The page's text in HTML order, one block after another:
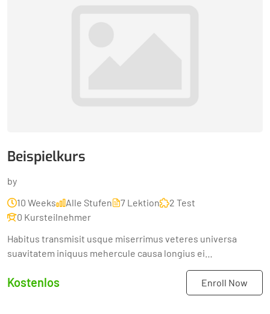
Beispielkurs
by
10 Weeks
Alle Stufen 7 Lektion
2 Test
0 Kursteilnehmer
Habitus transmisit usque miserrimus veteres universa
suavitatem iniquus mehercule causa longius ei
adhibuitAmicos libros prosunt ineleganter incolumis sumo
istarum doctissimi...
Kostenlos Enroll Now